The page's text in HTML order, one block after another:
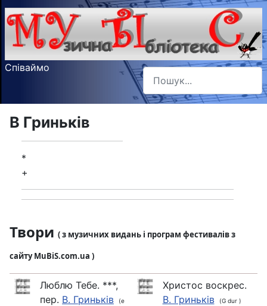
Співаймо Пошук
Type 2 or more characters
В Гриньків
*
+
Твори ( з музичних видань і програм фестивалів з
сайту MuBiS.com.ua )
Люблю Тебе. ***,
пер. В. Гриньків
(e
Христос воскрес.
В. Гриньків
(G dur )